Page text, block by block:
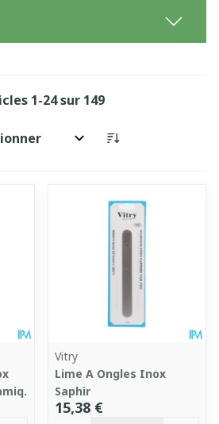
1-24sur 149
Vitry
Lime A Ongles Inox
Saphir
15,38 €